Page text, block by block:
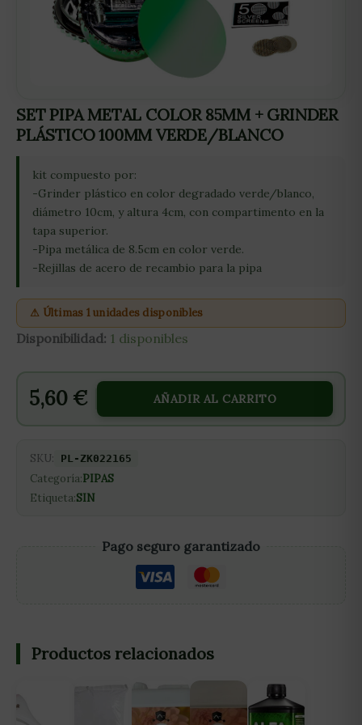
SET PIPA METAL COLOR 85MM + GRINDER
PLÁSTICO 100MM VERDE/BLANCO
kit compuesto por:
-Grinder plástico en color degradado verde/blanco,
diámetro 10cm, y altura 4cm, con compartimento en la
tapa superior.
-Pipa metálica de 8.5cm en color verde.
-Rejillas de acero de recambio para la pipa
⚠ Últimas 1 unidades disponibles
Disponibilidad: 1 disponibles
5,60 € AÑADIR AL CARRITO
SKU: PL-ZK022165
Categoría:PIPAS
Etiqueta:SIN
Pago seguro garantizado
Productos relacionados